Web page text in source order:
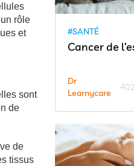
rôle
et
sont
de
de
tissus
#SANTÉ
Cancer de
Dr
Learnycare